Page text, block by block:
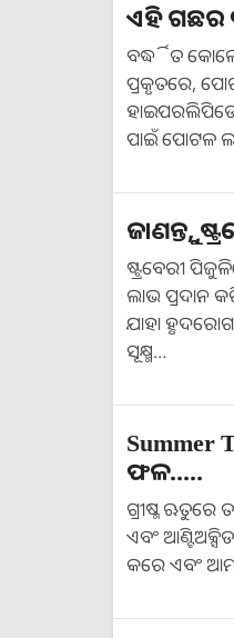
ଏହି ଗଛର
ବର୍ଦ୍ଧିତ
ପ୍ରକୃତରେ,
ପାଇଁ ପୋଟଳ
ଜାଣନ୍ତୁ,
ଷ୍ଟ୍ରବେରୀ
ଲାଭ ପ୍ରଦାନ
ଯାହା
ସୂକ୍ଷ୍ମ…
Summer
ଫଳ.....
ଗ୍ରୀଷ୍ମ
ଏବଂ
କରେ ଏବଂ ଆମ